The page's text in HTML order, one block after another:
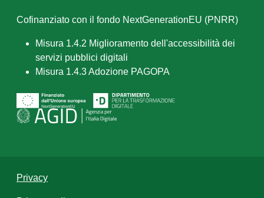
Cofinanziato con il fondo NextGenerationEU (PNRR)
Misura 1.4.2 Miglioramento dell'accessibilità dei
servizi pubblici digitali
Misura 1.4.3 Adozione PAGOPA
Privacy